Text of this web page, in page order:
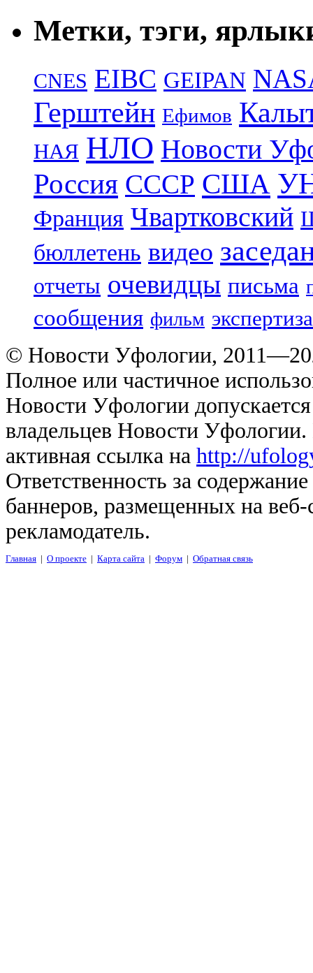
Метки, тэги,
CNES EIBC GEIPAN
Герштейн Ефимов
НАЯ НЛО Новости
Россия СССР США
Франция Чвартковский
бюллетень видео
отчеты очевидцы письма
сообщения фильм экспертиза
© Новости Уфологии,
Полное или частичное
Новости Уфологии
владельцев Новости
активная ссылка на http://
Ответственность за
баннеров, размещенных на
рекламодатель.
Главная | О проекте | Карта сайта | Форум | Обратная связь